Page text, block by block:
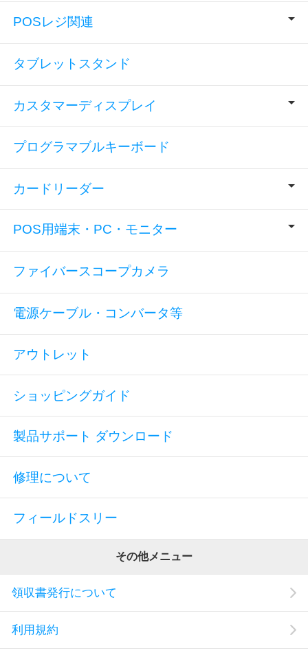
POSレジ関連
タブレットスタンド
カスタマーディスプレイ
プログラマブルキーボード
カードリーダー
POS用端末・PC・モニター
ファイバースコープカメラ
電源ケーブル・コンバータ等
アウトレット
ショッピングガイド
製品サポート ダウンロード
修理について
フィールドスリー
その他メニュー
領収書発行について
利用規約